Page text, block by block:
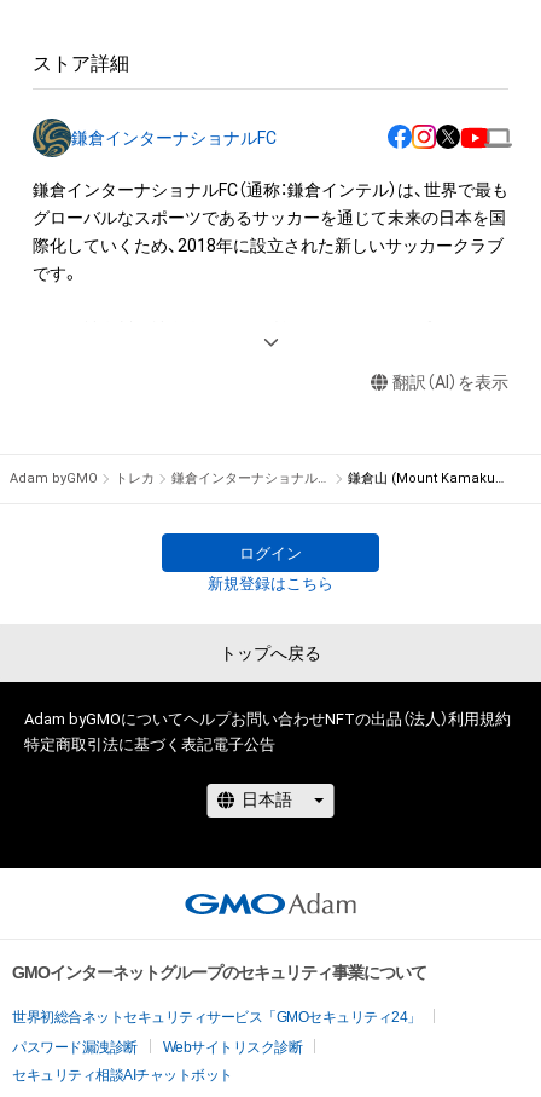
相談ください。
本アイテムに関する注意事項
・本アイテムの対象は画像データです。
・本アイテムを複製することはできません。
・本アイテムを商用利用することはできません。
・本アイテムを印刷やその他の方法で物理的な媒体への出力を
一切禁じます。
て保護されています。そのため、本アイテムを保有していたと
しても、本アイテムの知的財産権を有することを意味しませ
侵害するおそれのある行為 (改変、公開、配布を含みますが、こ
・本アイテムの購入、売却および利用に関して、購入者、売却者、
保有者、その他第三者が損害を被った場合、その損害がいかなる
法的責任も負わないものとします。
このアイテムに関するお問い合わせ先
nft@kamakura-inter.com
ストア詳細
鎌倉インターナショナルFC
鎌倉インターナショナルFC（通称：鎌倉インテル）は、世界で最も
グローバルなスポーツであるサッカーを通じて未来の日本を国
際化していくため、2018年に設立された新しいサッカークラブ
です。
隔てる国境をはじめ、人種や宗教、性別、年齢、分野、そして限
翻訳（AI）を表示
Adam byGMO トレカ 鎌倉インターナショナルFC 鎌倉山 (Mount Kamakura) / Kamakura Digital Collection
ログイン
新規登録はこちら
トップへ戻る
Adam byGMOについてヘルプお問い合わせNFTの出品（法人）利用規約
特定商取引法に基づく表記電子公告
GMOインターネットグループのセキュリティ事業について
世界初総合ネットセキュリティサービス「GMOセキュリティ24」
パスワード漏洩診断
Webサイトリスク診断
セキュリティ相談AIチャットボット